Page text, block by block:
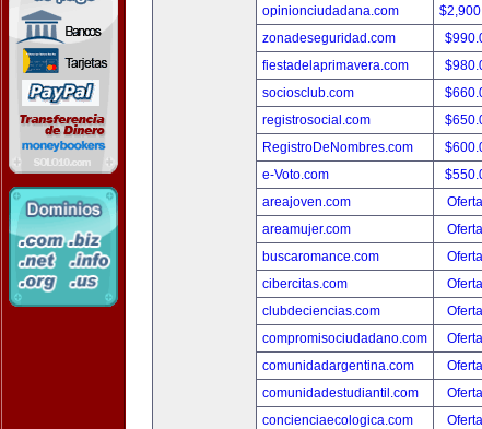
opinionciudadana.com
zonadeseguridad.com
fiestadelaprimavera.com
sociosclub.com
registrosocial.com
RegistroDeNombres.com
e-Voto.com
areajoven.com
areamujer.com
buscaromance.com
cibercitas.com
clubdeciencias.com
compromisociudadano.com
comunidadargentina.com
comunidadestudiantil.com
concienciaecologica.com